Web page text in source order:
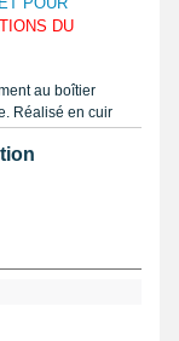
DU
au boîtier
Réalisé en cuir
peut servir
et de
à une règle
s'adapter avec
6 perçages et
Le bracelet
de 2,5 mm et